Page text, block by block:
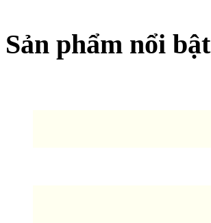
Sản phẩm nổi bật